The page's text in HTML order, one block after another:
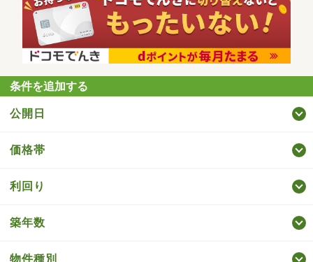
条件を追加する
公開日
価格帯
利回り
築年数
物件種別